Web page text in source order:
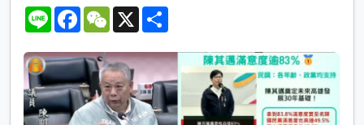
L
e
F
e
b
o
o
k
W
h
a
t
X
r
e